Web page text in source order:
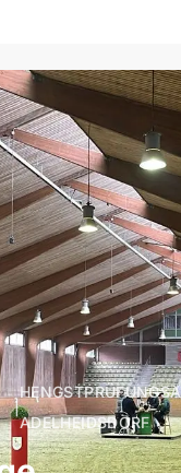
|
ADELHEIDSDORF